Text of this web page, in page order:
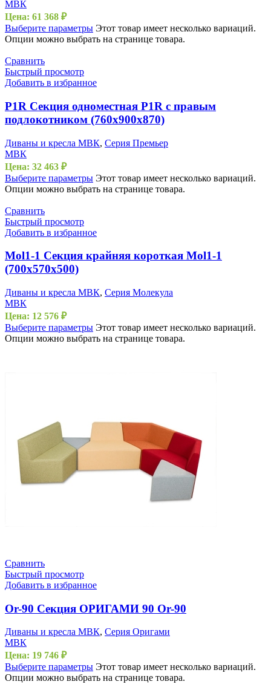
МВК
Цена: 61 368 ₽
Выберите параметры Этот товар имеет несколько вариаций.
Опции можно выбрать на странице товара.
Сравнить
Быстрый просмотр
Добавить в избранное
P1R Секция одноместная P1R с правым
подлокотником (760х900х870)
Диваны и кресла МВК, Серия Премьер
МВК
Цена: 32 463 ₽
Выберите параметры Этот товар имеет несколько вариаций.
Опции можно выбрать на странице товара.
Сравнить
Быстрый просмотр
Добавить в избранное
Mol1-1 Секция крайняя короткая Mol1-1
(700х570х500)
Диваны и кресла МВК, Серия Молекула
МВК
Цена: 12 576 ₽
Выберите параметры Этот товар имеет несколько вариаций.
Опции можно выбрать на странице товара.
Сравнить
Быстрый просмотр
Добавить в избранное
Or-90 Секция ОРИГАМИ 90 Or-90
Диваны и кресла МВК, Серия Оригами
МВК
Цена: 19 746 ₽
Выберите параметры Этот товар имеет несколько вариаций.
Опции можно выбрать на странице товара.